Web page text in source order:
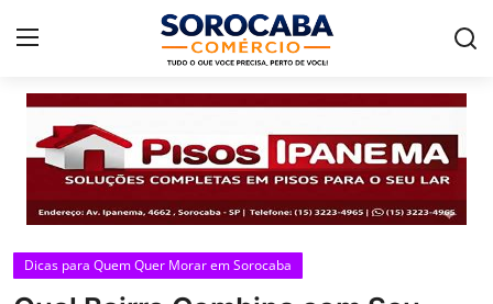
Home
Dicas para Quem Quer Morar em Sorocaba